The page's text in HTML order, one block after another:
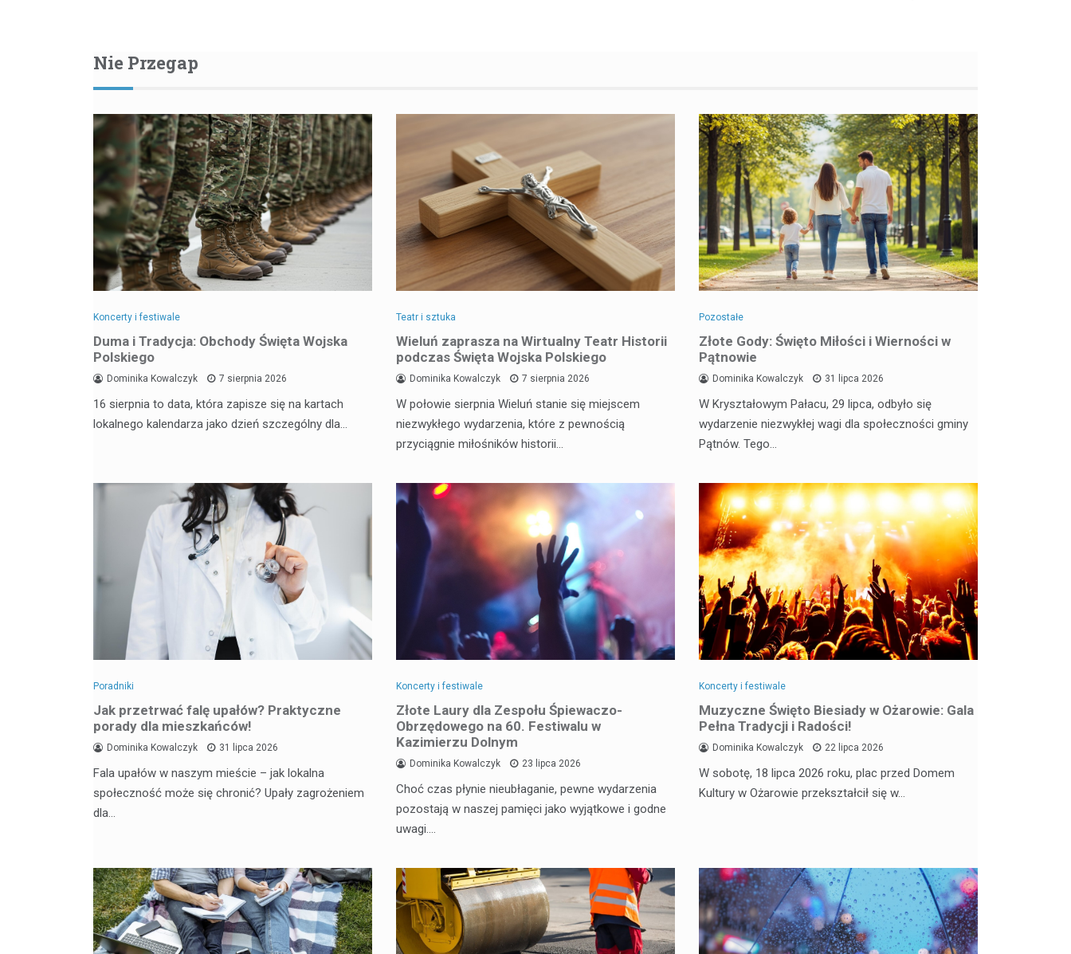
Nie Przegap
Koncerty i festiwale
Duma i Tradycja: Obchody Święta Wojska
Polskiego
Dominika Kowalczyk 7 sierpnia 2026
16 sierpnia to data, która zapisze się na kartach
lokalnego kalendarza jako dzień szczególny dla…
Teatr i sztuka
Wieluń zaprasza na Wirtualny Teatr Historii
podczas Święta Wojska Polskiego
Dominika Kowalczyk 7 sierpnia 2026
W połowie sierpnia Wieluń stanie się miejscem
niezwykłego wydarzenia, które z pewnością
przyciągnie miłośników historii…
Pozostałe
Złote Gody: Święto Miłości i Wierności w
Pątnowie
Dominika Kowalczyk 31 lipca 2026
W Kryształowym Pałacu, 29 lipca, odbyło się
wydarzenie niezwykłej wagi dla społeczności gminy
Pątnów. Tego…
Poradniki
Jak przetrwać falę upałów? Praktyczne
porady dla mieszkańców!
Dominika Kowalczyk 31 lipca 2026
Fala upałów w naszym mieście – jak lokalna
społeczność może się chronić? Upały zagrożeniem
dla…
Koncerty i festiwale
Złote Laury dla Zespołu Śpiewaczo-
Obrzędowego na 60. Festiwalu w
Kazimierzu Dolnym
Dominika Kowalczyk 23 lipca 2026
Choć czas płynie nieubłaganie, pewne wydarzenia
pozostają w naszej pamięci jako wyjątkowe i godne
uwagi.…
Koncerty i festiwale
Muzyczne Święto Biesiady w Ożarowie: Gala
Pełna Tradycji i Radości!
Dominika Kowalczyk 22 lipca 2026
W sobotę, 18 lipca 2026 roku, plac przed Domem
Kultury w Ożarowie przekształcił się w…